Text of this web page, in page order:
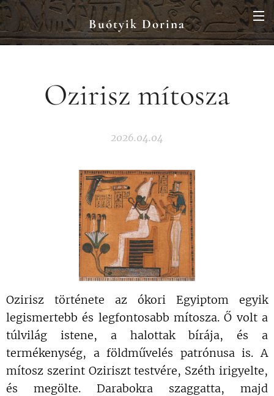
Buótyik Dorina
Ozirisz mítosza
2026.04.04
Ozirisz története az ókori Egyiptom egyik
legismertebb és legfontosabb mítosza. Ő volt a
túlvilág istene, a halottak bírája, és a
termékenység, a földművelés patrónusa is. A
mítosz szerint Oziriszt testvére, Széth irigyelte,
és megölte. Darabokra szaggatta, majd